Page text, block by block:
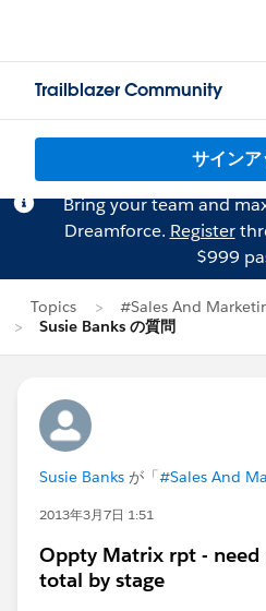
Trailblazer Community
サインア
Bring your team and
Dreamforce. Register
$999
Topics
#Sales And
Susie Banks の質問
Susie Banks が「#Sales And
2013年3月7日 1:51
Oppty Matrix rpt - need
total by stage